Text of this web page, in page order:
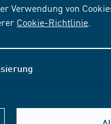
Verwendung von
Cookie-Richtlinie